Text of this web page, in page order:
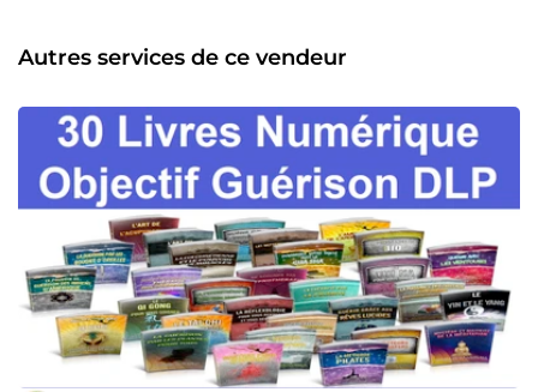
Autres services de ce vendeur